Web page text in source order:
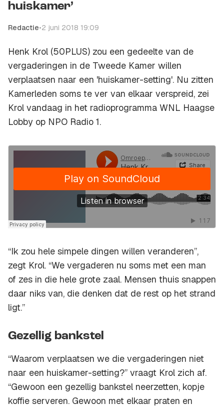
huiskamer’
Redactie•2 juni 2018 19:09
Henk Krol (50PLUS) zou een gedeelte van de
vergaderingen in de Tweede Kamer willen
verplaatsen naar een 'huiskamer-setting'. Nu zitten
Kamerleden soms te ver van elkaar verspreid, zei
Krol vandaag in het radioprogramma WNL Haagse
Lobby op NPO Radio 1.
“Ik zou hele simpele dingen willen veranderen”,
zegt Krol. “We vergaderen nu soms met een man
of zes in die hele grote zaal. Mensen thuis snappen
daar niks van, die denken dat de rest op het strand
ligt.”
Gezellig bankstel
“Waarom verplaatsen we die vergaderingen niet
naar een huiskamer-setting?” vraagt Krol zich af.
“Gewoon een gezellig bankstel neerzetten, kopje
koffie serveren. Gewoon met elkaar praten en